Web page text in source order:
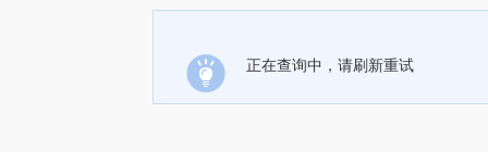
正在查询中，请刷新重试